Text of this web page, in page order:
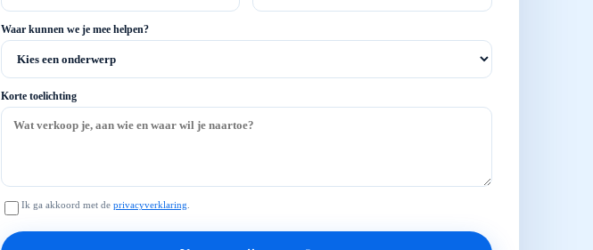
Waar kunnen we je mee helpen?
Korte toelichting
Ik ga akkoord met de privacyverklaring